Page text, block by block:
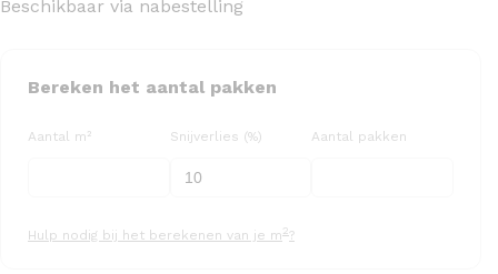
Beschikbaar via nabestelling
Bereken het aantal pakken
Aantal m² Snijverlies (%) Aantal pakken
Hulp nodig bij het berekenen van je m 2?